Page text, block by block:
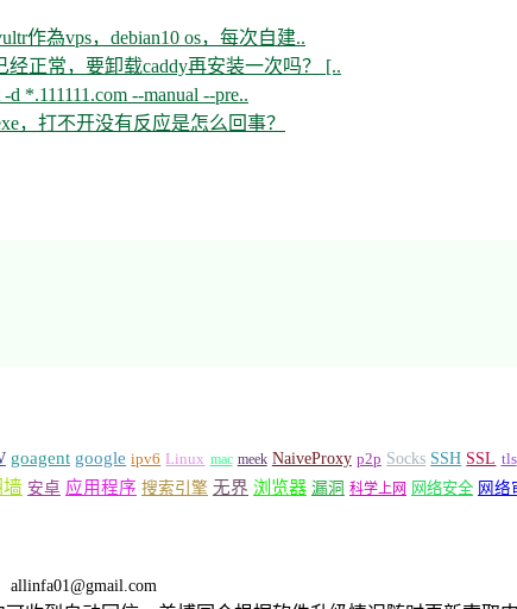
作為vps，debian10 os，每次自建..
正常，要卸载caddy再安装一次吗？ [..
*.111111.com --manual --pre..
，打不开没有反应是怎么回事？
goagent google ipv6 Linux mac meek NaiveProxy p2p Socks SSH SSL tls
安卓 应用程序 搜索引擎 无界 浏览器 漏洞 科学上网 网络安全 网络
allinfa01@gmail.com